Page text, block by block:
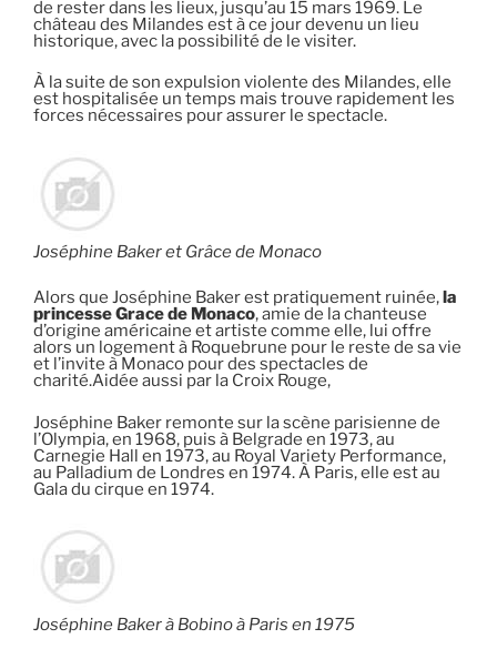
de rester dans les lieux, jusqu’au 15 mars 1969. Le
château des Milandes est à ce jour devenu un lieu
historique, avec la possibilité de le visiter.
À la suite de son expulsion violente des Milandes, elle
est hospitalisée un temps mais trouve rapidement les
forces nécessaires pour assurer le spectacle.
Joséphine Baker et Grâce de Monaco
Alors que Joséphine Baker est pratiquement ruinée, la
princesse Grace de Monaco, amie de la chanteuse
d’origine américaine et artiste comme elle, lui offre
alors un logement à Roquebrune pour le reste de sa vie
et l’invite à Monaco pour des spectacles de
charité.Aidée aussi par la Croix Rouge,
Joséphine Baker remonte sur la scène parisienne de
l’Olympia, en 1968, puis à Belgrade en 1973, au
Carnegie Hall en 1973, au Royal Variety Performance,
au Palladium de Londres en 1974. À Paris, elle est au
Gala du cirque en 1974.
Joséphine Baker à Bobino à Paris en 1975